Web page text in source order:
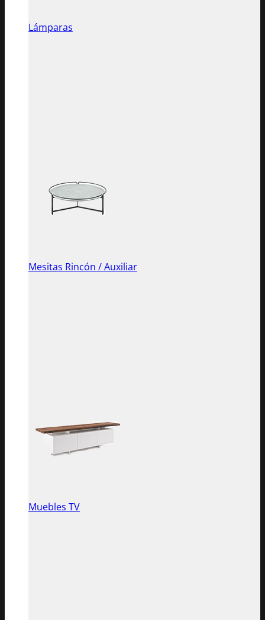
Lámparas
Mesitas Rincón / Auxiliar
Muebles TV